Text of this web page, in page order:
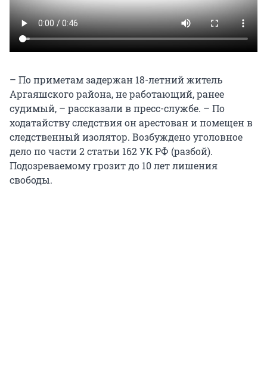
– По приметам задержан 18-летний житель
Аргаяшского района, не работающий, ранее
судимый, – рассказали в пресс-службе. – По
ходатайству следствия он арестован и помещен в
следственный изолятор. Возбуждено уголовное
дело по части 2 статьи 162 УК РФ (разбой).
Подозреваемому грозит до 10 лет лишения
свободы.